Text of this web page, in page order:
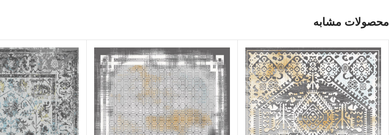
محصولات مشابه